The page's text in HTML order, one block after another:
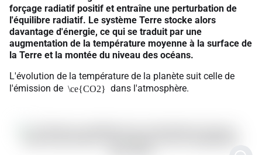
forçage radiatif positif et entraîne une perturbation de
l'équilibre radiatif. Le système Terre stocke alors
davantage d'énergie, ce qui se traduit par une
augmentation de la température moyenne à la surface de
la Terre et la montée du niveau des océans.
L'évolution de la température de la planète suit celle de
l'émission de \ce{CO2} dans l'atmosphère.